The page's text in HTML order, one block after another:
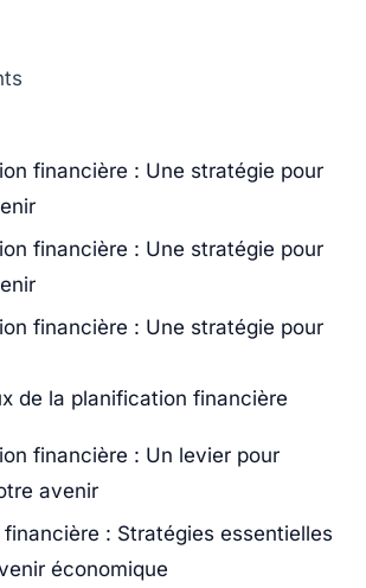
financière : Une stratégie pour
financière : Une stratégie pour
financière : Une stratégie pour
de la planification financière
financière : Un levier pour
avenir
: Stratégies essentielles
économique